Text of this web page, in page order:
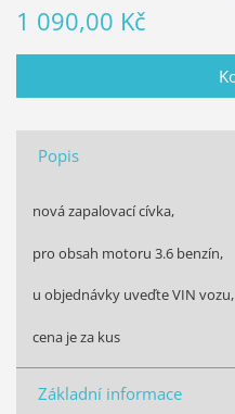
1 090,00 Kč
Popis
nová zapalovací cívka,
pro obsah motoru 3.6 benzín,
u objednávky uveďte VIN vozu,
cena je za kus
Základní informace